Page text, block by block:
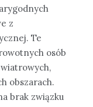
z
Te
osób
obszarach.
brak związku